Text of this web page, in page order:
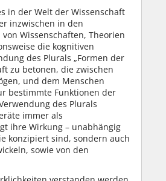
in der Welt der Wissenschaft
inzwischen in den
Wissenschaften, Theorien
die kognitiven
des Plurals „Formen der
zu betonen, die zwischen
und dem Menschen
bestimmte Funktionen der
des Plurals
immer als
ihre Wirkung – unabhängig
konzipiert sind, sondern auch
sowie von den